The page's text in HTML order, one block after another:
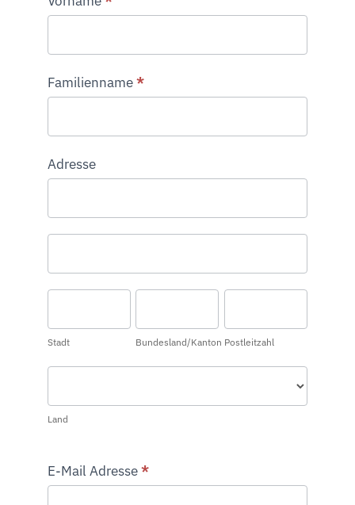
Familienname*
Adresse
Stadt Bundesland/Kanton Postleitzahl
Land
E-Mail Adresse*